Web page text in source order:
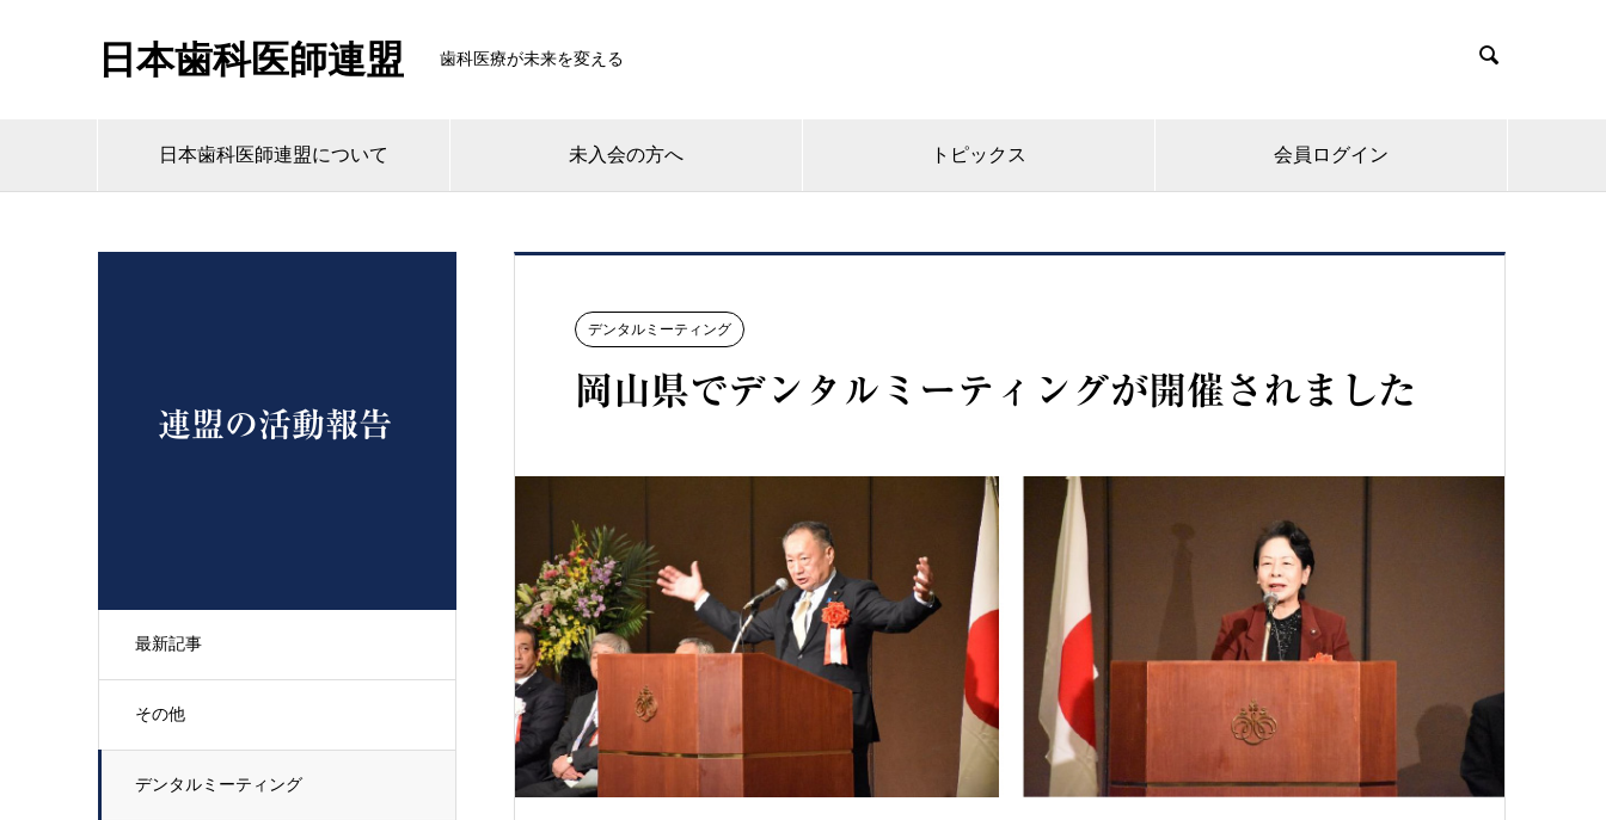
日本歯科医師連盟 歯科医療が未来を変える 
日本歯科医師連盟について 未入会の方へ トピックス 会員ログイン
連盟の活動報告
最新記事
その他
デンタルミーティング
デンタルミーティング
岡山県でデンタルミーティングが開催されました